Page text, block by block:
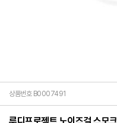
상품번호 B0007491